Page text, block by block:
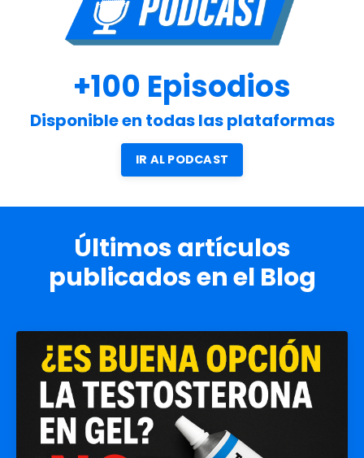
+100 Episodios
Disponible en todas las plataformas
IR AL PODCAST
Últimos artículos
publicados en el Blog